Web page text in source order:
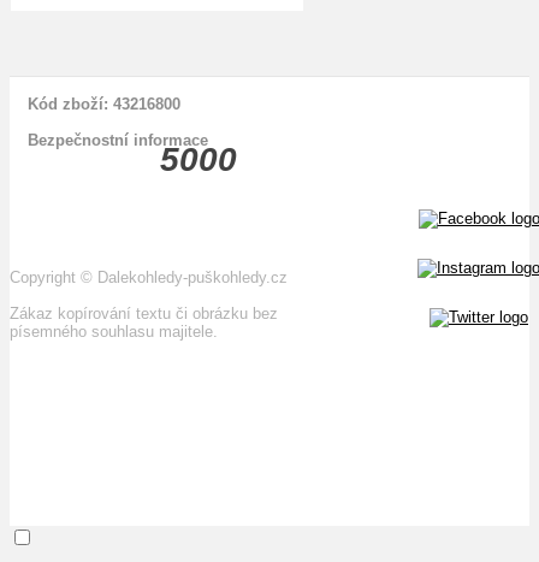
5000
Kód zboží: 43216800
Bezpečnostní informace
Copyright © Dalekohledy-puškohledy.cz
Zákaz kopírování textu či obrázku bez
písemného souhlasu majitele.